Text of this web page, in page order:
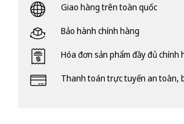
Giao hàng trên toàn quốc
Bảo hành chính hàng
Hóa đơn sản phẩm đầy đủ chính
Thanh toán trực tuyến an toàn,